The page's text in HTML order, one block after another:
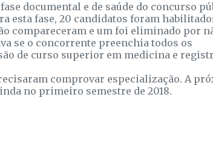
documental e de saúde do concurso
esta fase, 20 candidatos foram
compareceram e um foi eliminado por
se o concorrente preenchia todos os
de curso superior em medicina e
comprovar especialização. A
no primeiro semestre de 2018.